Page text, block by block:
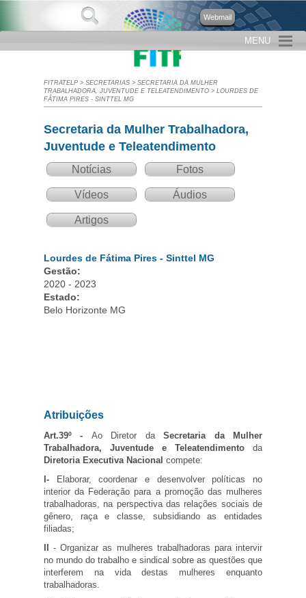
Webmail
MENU
FITRATELP > SECRETARIAS > SECRETARIA DA MULHER
TRABALHADORA, JUVENTUDE E TELEATENDIMENTO > LOURDES DE
FÁTIMA PIRES - SINTTEL MG
Secretaria da Mulher Trabalhadora,
Juventude e Teleatendimento
Notícias Fotos
Vídeos Áudios
Artigos
Lourdes de Fátima Pires - Sinttel MG
Gestão:
2020 - 2023
Estado:
Belo Horizonte MG
Atribuições
Art.39º - Ao Diretor daSecretaria da Mulher
Trabalhadora, Juventude e Teleatendimento da
Diretoria Executiva Nacional compete:
I- Elaborar, coordenar e desenvolver políticas no
interior da Federação para a promoção das mulheres
trabalhadoras, na perspectiva das relações sociais de
gênero, raça e classe, subsidiando as entidades
filiadas;
- Organizar as mulheres trabalhadoras para intervir
no mundo do trabalho e sindical sobre as questões que
interferem na vida destas mulheres enquanto
trabalhadoras.